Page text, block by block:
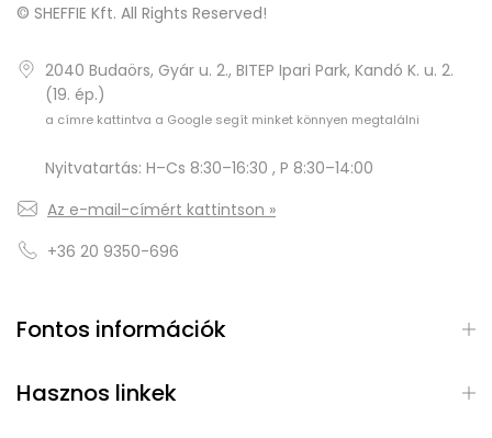
© SHEFFIE Kft. All Rights Reserved!
2040 Budaörs, Gyár u. 2., BITEP Ipari Park, Kandó K. u. 2.
(19. ép.)
a címre kattintva a Google segít minket könnyen megtalálni
Nyitvatartás: H–Cs 8:30–16:30 , P 8:30–14:00
Az e-mail-címért kattintson »
+36 20 9350-696
Fontos információk
Hasznos linkek